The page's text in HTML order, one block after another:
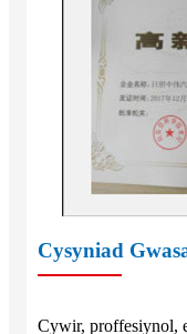
Cysyniad
Cywir, proffesiynol,